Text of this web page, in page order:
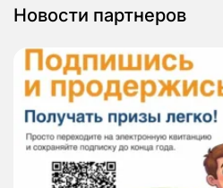
Новости партнеров